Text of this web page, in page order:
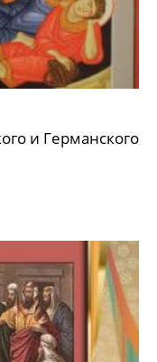
и Германского